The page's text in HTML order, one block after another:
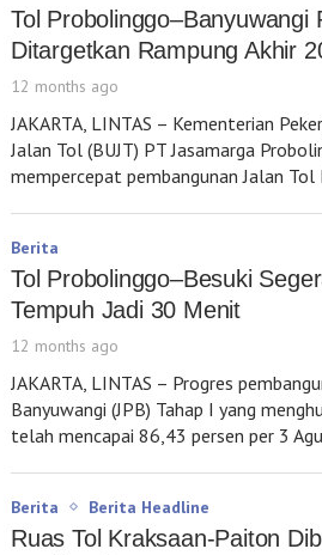
Tol Probolinggo–Banyuwangi
Ditargetkan Rampung Akhir
12 months ago
JAKARTA, LINTAS – Kementerian
Jalan Tol (BUJT) PT Jasamarga
mempercepat pembangunan Jalan
Berita
Tol Probolinggo–Besuki
Tempuh Jadi 30 Menit
12 months ago
JAKARTA, LINTAS – Progres
Banyuwangi (JPB) Tahap I yang
telah mencapai 86,43 persen per 3
Berita Berita Headline
Ruas Tol Kraksaan-Paiton